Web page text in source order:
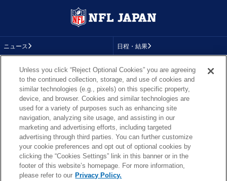
ニュース 日程・結果
コラム テレビ
画像
チーム 順位表
選手成績 About NFL
More NFL 特集
TOP お問い合わせ
Unless you click “Reject Optional Cookies” you are agreeing
to the continued collection, storage, and use of cookies and
similar technologies (e.g., pixels) on this specific property,
device, and browser. Cookies and similar technologies are
used for a variety of purposes such as enhancing site
navigation, analyzing site usage, and assisting in our
marketing and advertising efforts, including targeted
advertising through third parties. You can further customize
your cookie preferences and opt out of optional cookies by
clicking the “Cookies Settings” link in this banner or in the
footer of this website’s homepage. For more information,
please refer to our Privacy Policy.